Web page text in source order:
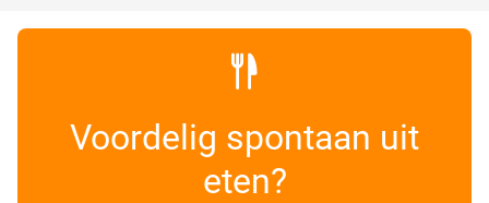
Voordelig spontaan uit
eten?